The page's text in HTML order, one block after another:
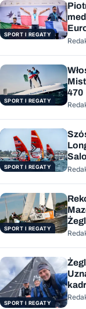
SPORT I REGATY
SPORT I REGATY
470
SPORT I REGATY
SPORT I REGATY
SPORT I REGATY